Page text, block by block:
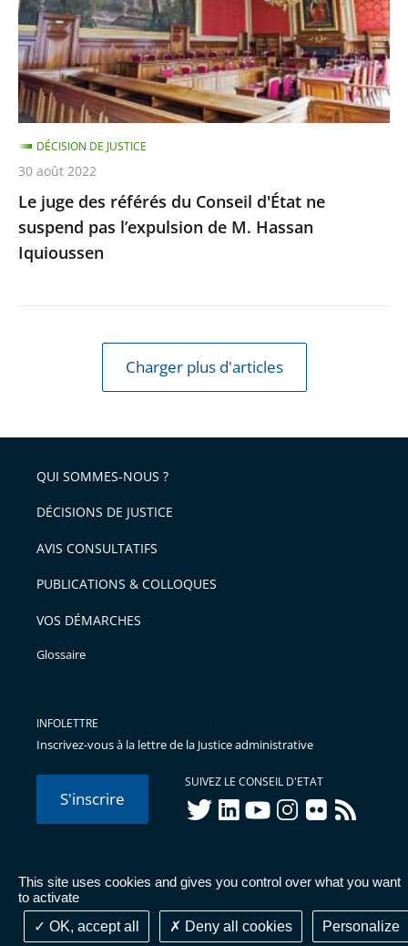
This site uses cookies and gives you control over what you want
to activate
OK, accept all
Deny all cookies Personalize
Conseil
d'État
ne
suspend
pas
l’expulsion
de
M.
Hassan
Iquioussen
Le juge des référés du Conseil d'État ne
suspend pas l’expulsion de M. Hassan
Iquioussen
DÉCISION DE JUSTICE
30 août 2022
Charger plus d'articles
QUI SOMMES-NOUS ?
DÉCISIONS DE JUSTICE
AVIS CONSULTATIFS
PUBLICATIONS & COLLOQUES
VOS DÉMARCHES
Glossaire
INFOLETTRE
Inscrivez-vous à la lettre de la Justice administrative
S'inscrire
SUIVEZ LE CONSEIL D'ETAT
twitterlinkedInyoutubeinstagram
flickr rss
© Conseil d'État 2026 - Mentions légales
Données
personnelles-Publications administratives-Accessibilité :
partiellement conforme